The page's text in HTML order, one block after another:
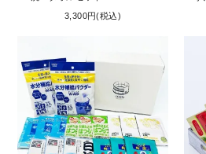
3,300円(税込)